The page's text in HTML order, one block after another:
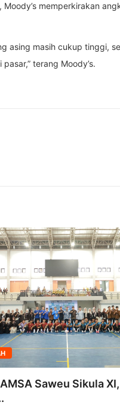
memperkirakan
asing masih cukup tinggi,
terang Moody’s.
Saweu Sikula